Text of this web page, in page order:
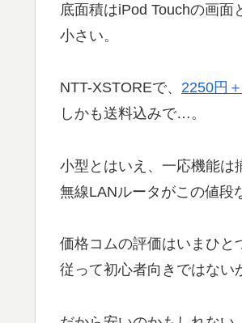
底面積はiPod Touchの画面
小さい。
NTT-XSTOREで、 2250円
しかも送料込みで…。
小型とはいえ、一応機能は
無線LANルータがこの値段
価格コムの評価はいまひと
従って初心者向きではない